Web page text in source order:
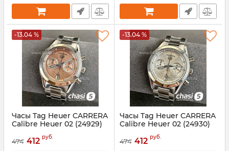
-13.04 %
Часы Tag Heuer CARRERA
Calibre Heuer 02 (24929)
24929
474 412 руб.
-13.04 %
Часы Tag Heuer CARRERA
Calibre Heuer 02 (24930)
24930
474 412 руб.